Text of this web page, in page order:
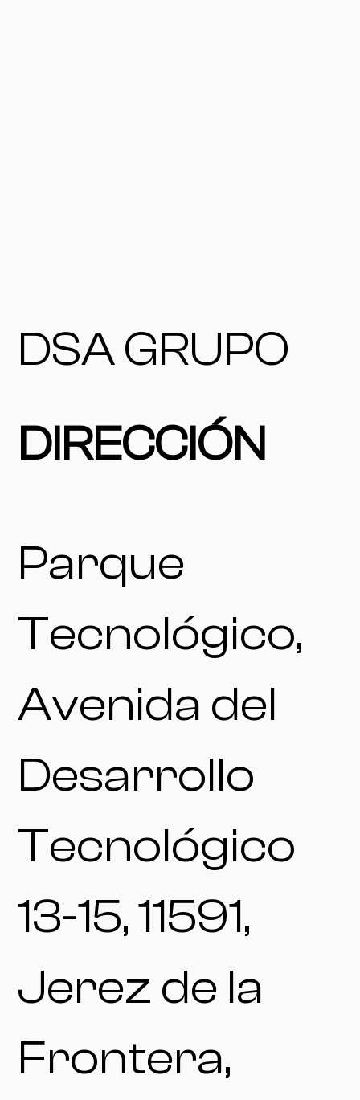
DSA GRUPO
DIRECCIÓN
Parque
Tecnológico,
Avenida del
Desarrollo
Tecnológico
13-15, 11591,
Jerez de la
Frontera,